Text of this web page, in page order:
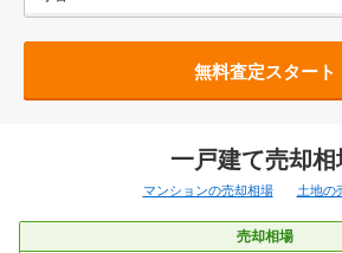
無料査定スタート
一戸建て売却相
マンションの売却相場 土地の
売却相場